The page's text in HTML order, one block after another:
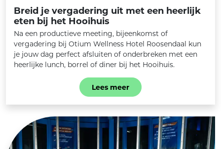
Breid je vergadering uit met een heerlijk
eten bij het Hooihuis
Na een productieve meeting, bijeenkomst of
vergadering bij Otium Wellness Hotel Roosendaal kun
je jouw dag perfect afsluiten of onderbreken met een
heerlijke lunch, borrel of diner bij het Hooihuis.
Lees meer